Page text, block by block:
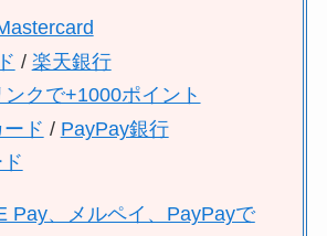
/ 楽天銀行
クで+1000ポイント
ド / PayPay銀行
Pay、メルペイ、PayPayで